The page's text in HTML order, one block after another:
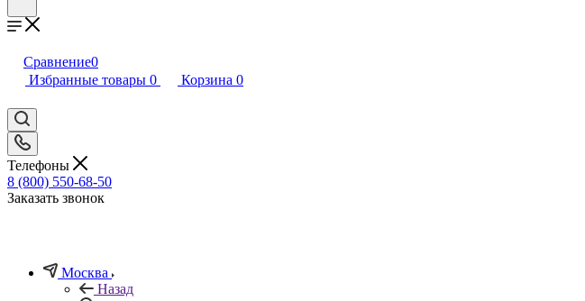
Сравнение0
Избранные товары 0 Корзина 0
Телефоны
8 (800) 550-68-50
Заказать звонок
Москва
Назад